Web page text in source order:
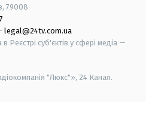
79008
legal@24tv.com.ua
Реєстрі суб'єктів у сфері медіа —
"Люкс"», 24 Канал.